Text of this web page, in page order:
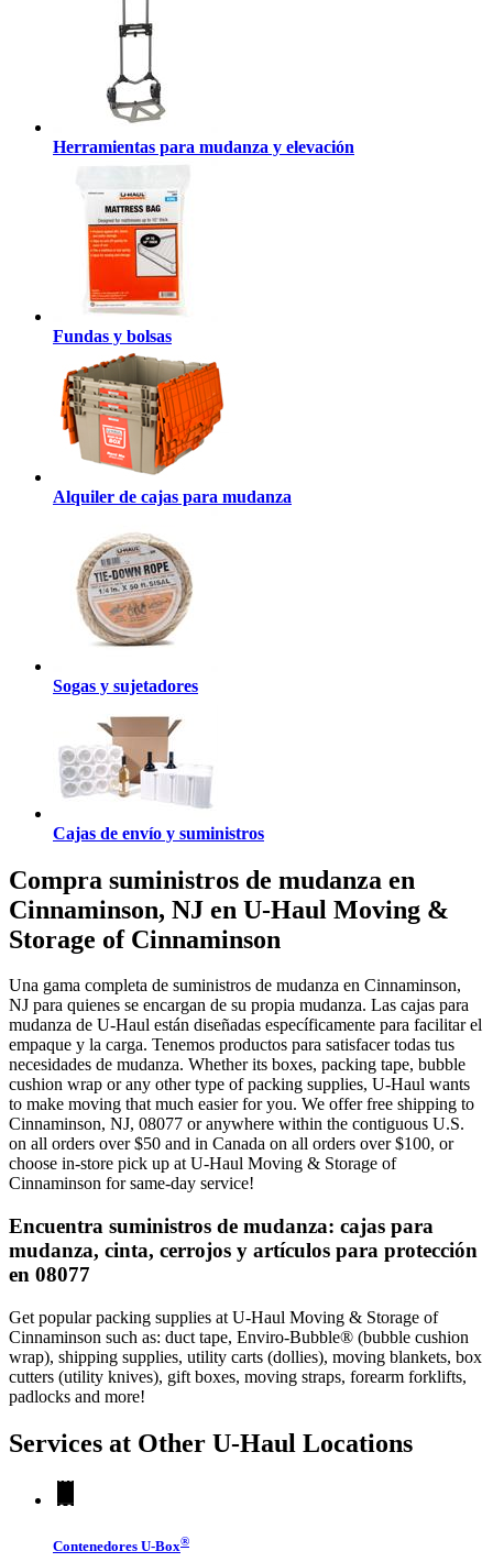
Herramientas para mudanza y elevación
Fundas y bolsas
Alquiler de cajas para mudanza
Sogas y sujetadores
Cajas de envío y suministros
Compra suministros de mudanza en
Cinnaminson, NJ en U-Haul Moving &
Storage of Cinnaminson
Una gama completa de suministros de mudanza en Cinnaminson,
NJ para quienes se encargan de su propia mudanza. Las cajas para
mudanza de U-Haul están diseñadas específicamente para facilitar el
empaque y la carga. Tenemos productos para satisfacer todas tus
necesidades de mudanza. Whether its boxes, packing tape, bubble
cushion wrap or any other type of packing supplies, U-Haul wants
to make moving that much easier for you. We offer free shipping to
Cinnaminson, NJ, 08077 or anywhere within the contiguous U.S.
on all orders over $50 and in Canada on all orders over $100, or
choose in-store pick up at U-Haul Moving & Storage of
Cinnaminson for same-day service!
Encuentra suministros de mudanza: cajas para
mudanza, cinta, cerrojos y artículos para protección
en 08077
Get popular packing supplies at U-Haul Moving & Storage of
Cinnaminson such as: duct tape, Enviro-Bubble® (bubble cushion
wrap), shipping supplies, utility carts (dollies), moving blankets, box
cutters (utility knives), gift boxes, moving straps, forearm forklifts,
padlocks and more!
Services at Other U-Haul Locations
Contenedores U-Box®